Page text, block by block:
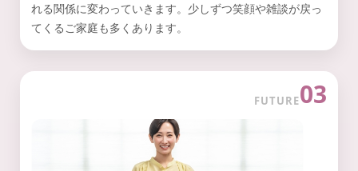
れる関係に変わっていきます。少しずつ笑顔や雑談が戻っ
てくるご家庭も多くあります。
FUTURE03